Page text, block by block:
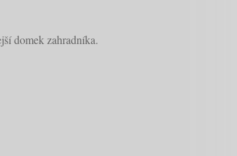
domek zahradníka.